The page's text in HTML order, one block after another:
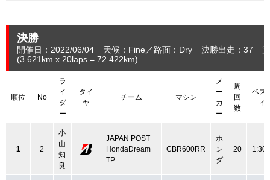
決勝
開催日：2022/06/04 天候：Fine 路面：Dry 決勝出走：37
(3.621 km x 20laps = 72.422km)
順位 No
ラ
イ
ダ
ー
タイ
ヤ
チーム マシン
メ
ー
カ
ー
周
回
数
ベス
イ
1 2
小
山
知
良
JAPAN POST
HondaDream
TP
CBR600RR
ホ
ン
ダ
20